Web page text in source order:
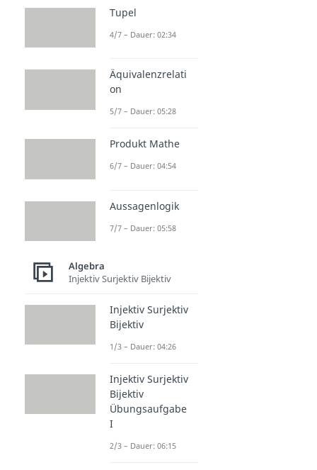
Tupel
4/7 – Dauer: 02:34
Äquivalenzrelati
on
5/7 – Dauer: 05:28
Produkt Mathe
6/7 – Dauer: 04:54
Aussagenlogik
7/7 – Dauer: 05:58
Algebra
Injektiv Surjektiv Bijektiv
Injektiv Surjektiv
Bijektiv
1/3 – Dauer: 04:26
Injektiv Surjektiv
Bijektiv
Übungsaufgabe
I
2/3 – Dauer: 06:15